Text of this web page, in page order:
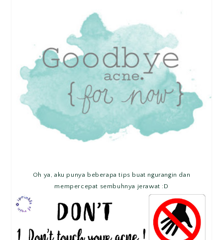
Oh ya, aku punya beberapa tips buat ngurangin dan
mempercepat sembuhnya jerawat :D